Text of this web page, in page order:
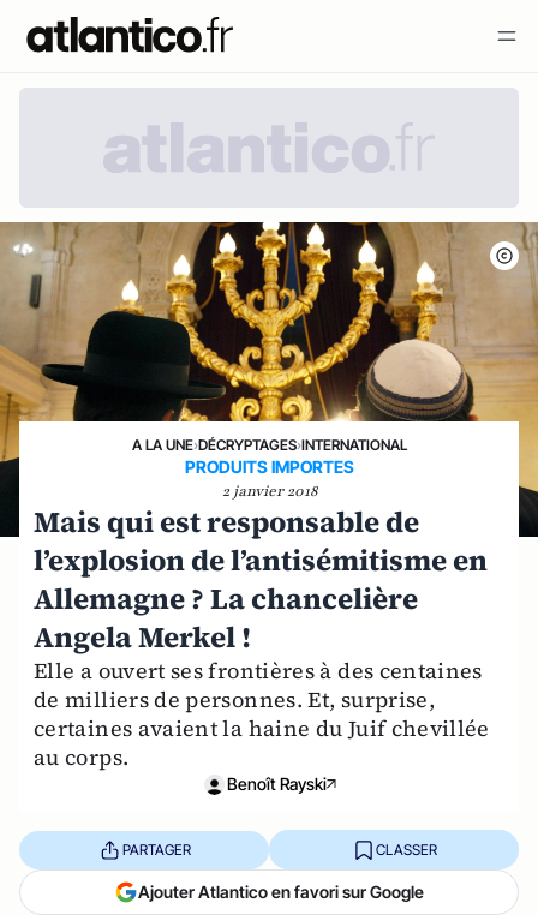
A LA UNE›DÉCRYPTAGES›INTERNATIONAL
PRODUITS IMPORTES
2 janvier 2018
Mais qui est responsable de
l’explosion de l’antisémitisme en
Allemagne ? La chancelière
Angela Merkel !
Elle a ouvert ses frontières à des centaines
de milliers de personnes. Et, surprise,
certaines avaient la haine du Juif chevillée
au corps.
Benoît Rayski
PARTAGER CLASSER
Ajouter Atlantico en favori sur Google